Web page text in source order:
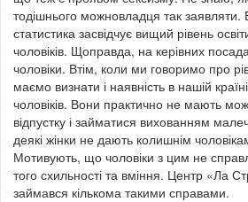
тодішнього можновладця так заявляти.
статистика засвідчує вищий рівень
чоловіків. Щоправда, на керівних
чоловіки. Втім, коли ми говоримо про
маємо визнати і наявність в нашій
чоловіків. Вони практично не мають
відпустку і займатися вихованням
деякі жінки не дають колишнім
Мотивують, що чоловіки з цим не
того схильності та вміння. Центр «Ла
займався кількома такими справами.